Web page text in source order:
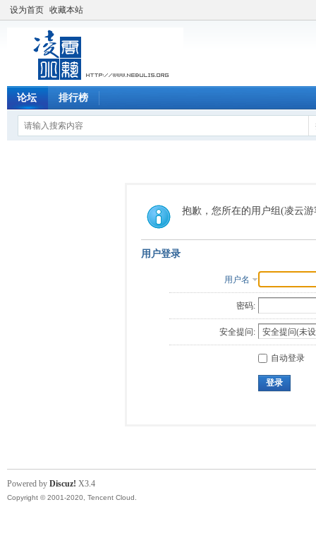
设为首页 收藏本站
论坛 排行榜
抱歉，您所在的用户组(凌云
用户登录
用户名
密码:
安全提问:
自动登录
登录
Powered by Discuz! X3.4
Copyright © 2001-2020, Tencent Cloud.